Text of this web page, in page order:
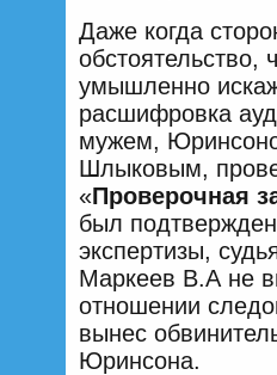
Даже когда
обстоятельство,
умышленно
расшифровка
мужем,
Шлыковым,
«Проверочная
был
экспертизы,
Маркеев В.А не
отношении
вынес
Юринсона.